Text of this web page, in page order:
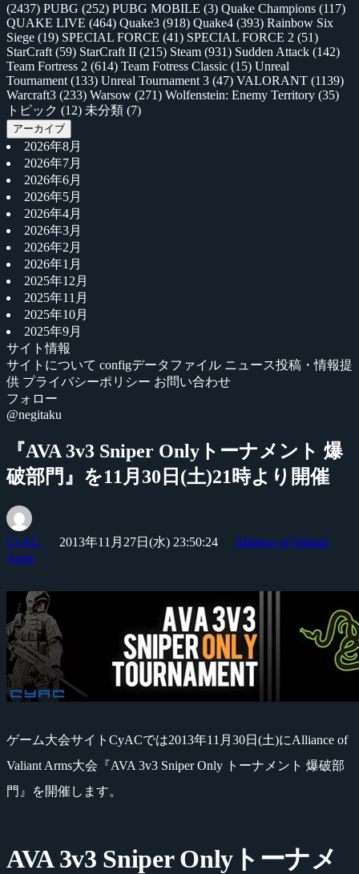
(2437) PUBG (252) PUBG MOBILE (3) Quake Champions (117)
QUAKE LIVE (464) Quake3 (918) Quake4 (393) Rainbow Six
Siege (19) SPECIAL FORCE (41) SPECIAL FORCE 2 (51)
StarCraft (59) StarCraft II (215) Steam (931) Sudden Attack (142)
Team Fortress 2 (614) Team Fotress Classic (15) Unreal
Tournament (133) Unreal Tournament 3 (47) VALORANT (1139)
Warcraft3 (233) Warsow (271) Wolfenstein: Enemy Territory (35)
トピック (12) 未分類 (7)
アーカイブ
2026年8月
2026年7月
2026年6月
2026年5月
2026年4月
2026年3月
2026年2月
2026年1月
2025年12月
2025年11月
2025年10月
2025年9月
サイト情報
サイトについて configデータファイル ニュース投稿・情報提
供 プライバシーポリシー お問い合わせ
フォロー
@negitaku
『AVA 3v3 Sniper Onlyトーナメント 爆
破部門』を11月30日(土)21時より開催
CyAC 2013年11月27日(水) 23:50:24
Alliance of Valiant
Arms
ゲーム大会サイトCyACでは2013年11月30日(土)にAlliance of
Valiant Arms大会『AVA 3v3 Sniper Only トーナメント 爆破部
門』を開催します。
AVA 3v3 Sniper Onlyトーナメ